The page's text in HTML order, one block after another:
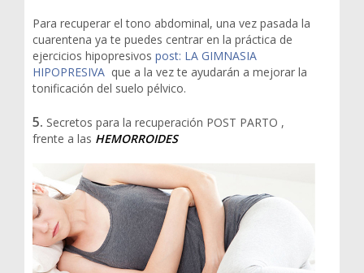
Para recuperar el tono abdominal, una vez pasada la
cuarentena ya te puedes centrar en la práctica de
ejercicios hipopresivos post: LA GIMNASIA
HIPOPRESIVA que a la vez te ayudarán a mejorar la
tonificación del suelo pélvico.
5. Secretos para la recuperación POST PARTO ,
frente a las HEMORROIDES